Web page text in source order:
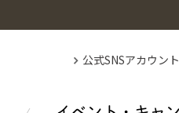
公式SNSアカウント